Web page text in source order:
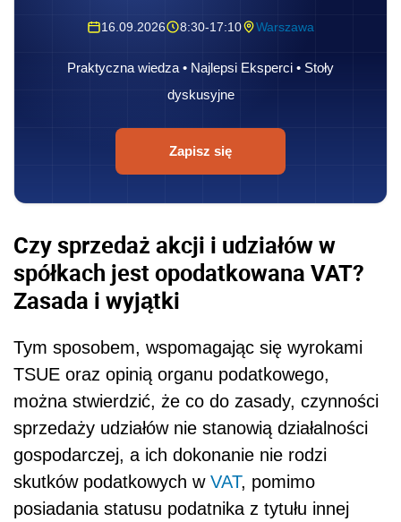
16.09.2026 8:30-17:10 Warszawa
Praktyczna wiedza • Najlepsi Eksperci • Stoły
dyskusyjne
Zapisz się
Czy sprzedaż akcji i udziałów w
spółkach jest opodatkowana VAT?
Zasada i wyjątki
Tym sposobem, wspomagając się wyrokami
TSUE oraz opinią organu podatkowego,
można stwierdzić, że co do zasady, czynności
sprzedaży udziałów nie stanowią działalności
gospodarczej, a ich dokonanie nie rodzi
skutków podatkowych w VAT, pomimo
posiadania statusu podatnika z tytułu innej